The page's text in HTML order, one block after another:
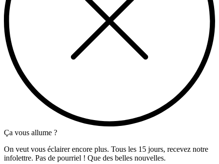
Ça vous allume ?
On veut vous éclairer encore plus. Tous les 15 jours, recevez notre
infolettre. Pas de pourriel ! Que des belles nouvelles.